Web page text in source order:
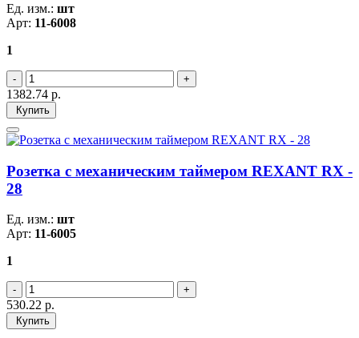
Ед. изм.: шт
Арт: 11-6008
1
1382.74 р.
Купить
Розетка с механическим таймером REXANT RX -
28
Ед. изм.: шт
Арт: 11-6005
1
530.22 р.
Купить